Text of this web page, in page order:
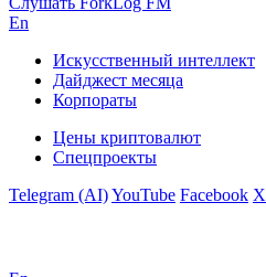
En
Искусственный интеллект
Дайджест месяца
Корпораты
Цены криптовалют
Спецпроекты
Telegram (AI)YouTube Facebook X